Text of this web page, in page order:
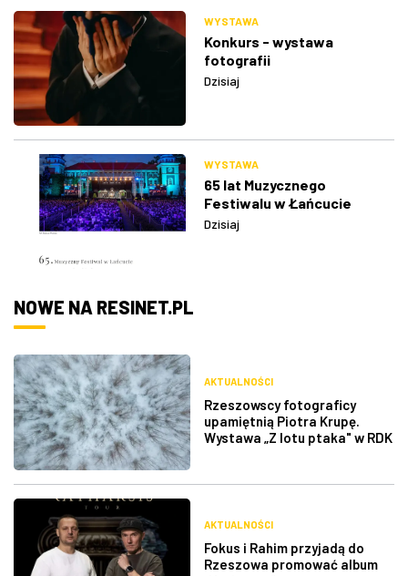
WYSTAWA
Konkurs - wystawa
fotografii
Dzisiaj
WYSTAWA
65 lat Muzycznego
Festiwalu w Łańcucie
Dzisiaj
NOWE NA RESINET.PL
AKTUALNOŚCI
Rzeszowscy fotograficy
upamiętnią Piotra Krupę.
Wystawa „Z lotu ptaka" w RDK
AKTUALNOŚCI
Fokus i Rahim przyjadą do
Rzeszowa promować album